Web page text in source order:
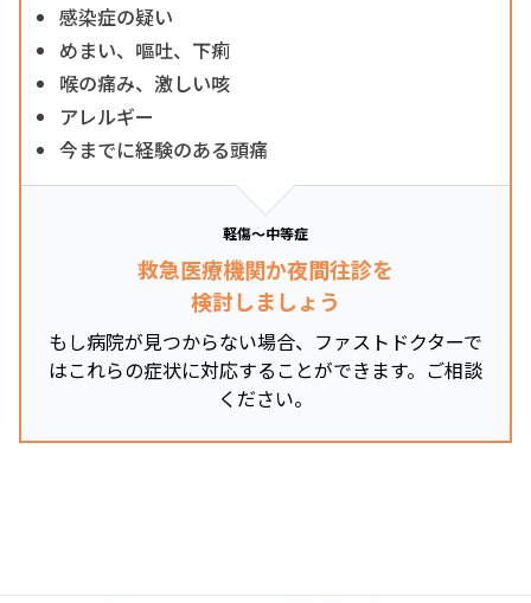
感染症の疑い
めまい、嘔吐、下痢
喉の痛み、激しい咳
アレルギー
今までに経験のある頭痛
軽傷～中等症
救急医療機関か夜間往診を
検討しましょう
もし病院が見つからない場合、ファストドクターで
はこれらの症状に対応することができます。ご相談
ください。